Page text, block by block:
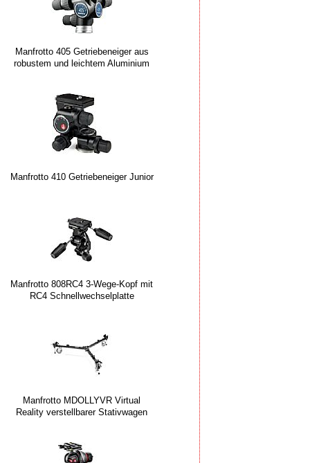
Manfrotto 405 Getriebeneiger aus
robustem und leichtem Aluminium
Manfrotto 410 Getriebeneiger Junior
Manfrotto 808RC4 3-Wege-Kopf mit
RC4 Schnellwechselplatte
Manfrotto MDOLLYVR Virtual
Reality verstellbarer Stativwagen